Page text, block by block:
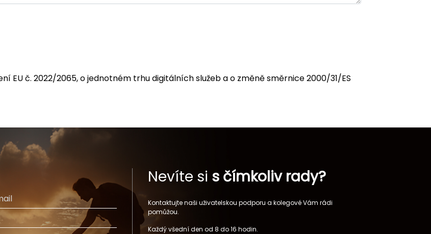
EU č. 2022/2065, o jednotném trhu digitálních služeb a o změně směrnice 2000/31/ES
Nevíte si s čímkoliv rady?
Kontaktujte naši uživatelskou podporu a kolegové Vám rádi
pomůžou.
Každý všední den od 8 do 16 hodin.